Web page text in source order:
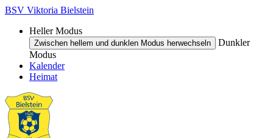
BSV Viktoria Bielstein
Heller Modus
Zwischen hellem und dunklen Modus herwechseln
Dunkler
Modus
Kalender
Heimat